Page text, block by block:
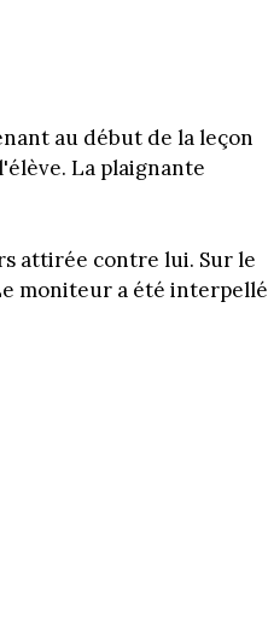
au début de la leçon
La plaignante
attirée contre lui. Sur le
moniteur a été interpellé